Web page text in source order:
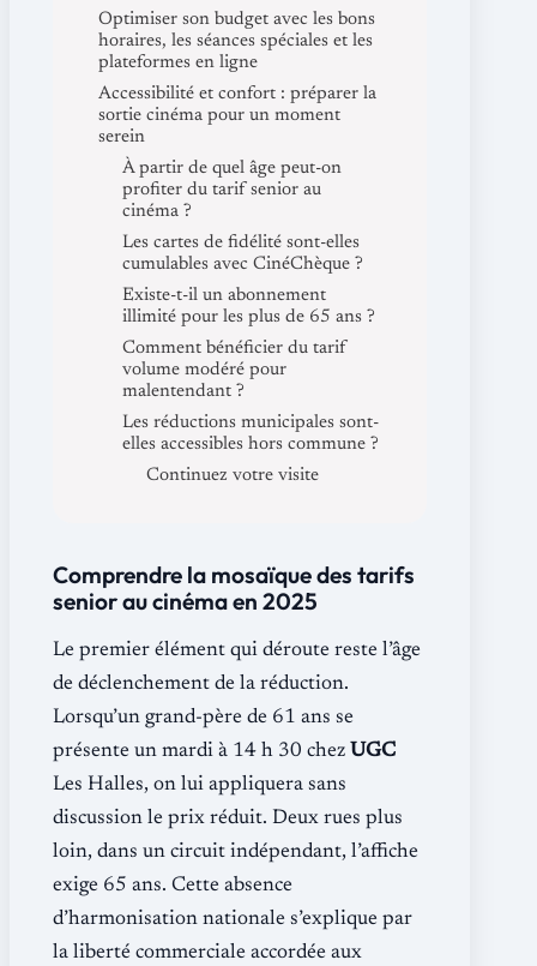
Optimiser son budget avec les bons
horaires, les séances spéciales et les
plateformes en ligne
Accessibilité et confort : préparer la
sortie cinéma pour un moment
serein
À partir de quel âge peut-on
profiter du tarif senior au
cinéma ?
Les cartes de fidélité sont-elles
cumulables avec CinéChèque ?
Existe-t-il un abonnement
illimité pour les plus de 65 ans ?
Comment bénéficier du tarif
volume modéré pour
malentendant ?
Les réductions municipales sont-
elles accessibles hors commune ?
Continuez votre visite
Comprendre la mosaïque des tarifs
senior au cinéma en 2025
Le premier élément qui déroute reste l’âge
de déclenchement de la réduction.
Lorsqu’un grand-père de 61 ans se
présente un mardi à 14 h 30 chez UGC
Les Halles, on lui appliquera sans
discussion le prix réduit. Deux rues plus
loin, dans un circuit indépendant, l’affiche
exige 65 ans. Cette absence
d’harmonisation nationale s’explique par
la liberté commerciale accordée aux